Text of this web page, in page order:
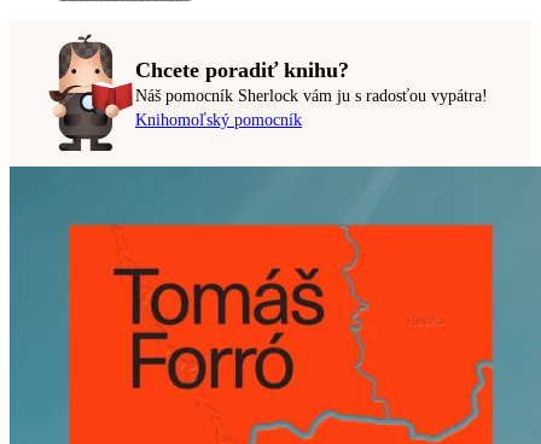
Chcete poradiť knihu?
Náš pomocník Sherlock vám ju s radosťou vypátra!
Knihomoľský pomocník